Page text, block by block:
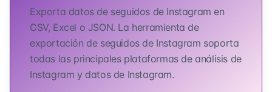
Exporta datos de seguidos de Instagram en
CSV, Excel o JSON. La herramienta de
exportación de seguidos de Instagram soporta
todas las principales plataformas de análisis de
Instagram y datos de Instagram.